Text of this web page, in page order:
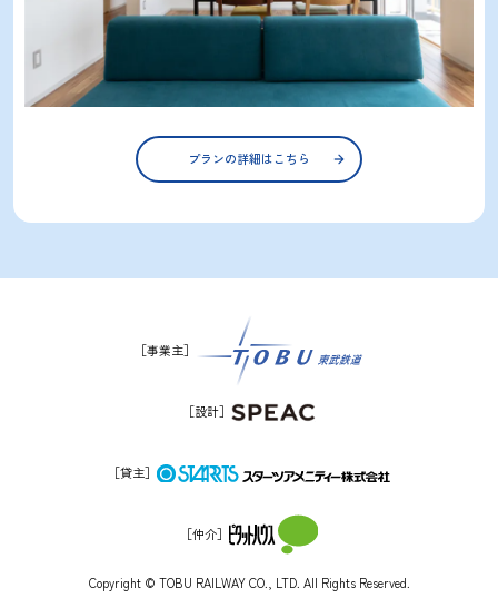
プランの詳細はこちら
［事業主］
［設計］
［貸主］
［仲介］
Copyright © TOBU RAILWAY CO., LTD. All Rights Reserved.